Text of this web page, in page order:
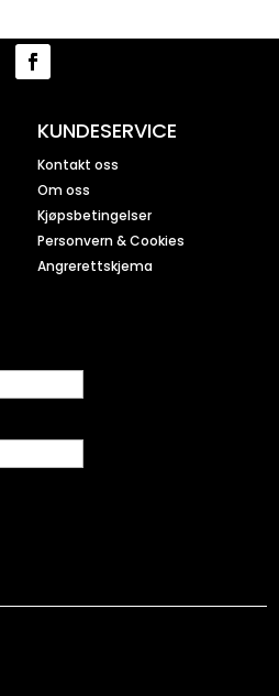
KUNDESERVICE
Kontakt oss
Om oss
Kjøpsbetingelser
Personvern & Cookies
Angrerettskjema